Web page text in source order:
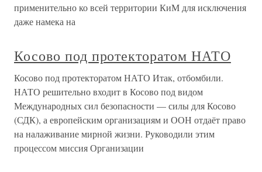
применительно ко всей территории КиМ для исключения
даже намека на
Косово под протекторатом НАТО
Косово под протекторатом НАТО Итак, отбомбили.
НАТО решительно входит в Косово под видом
Международных сил безопасности — силы для Косово
(СДК), а европейским организациям и ООН отдаёт право
на налаживание мирной жизни. Руководили этим
процессом миссия Организации